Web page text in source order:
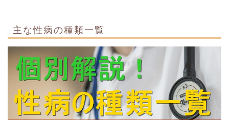
主な性病の種類一覧